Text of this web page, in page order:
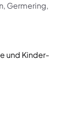
Germering,
und Kinder-